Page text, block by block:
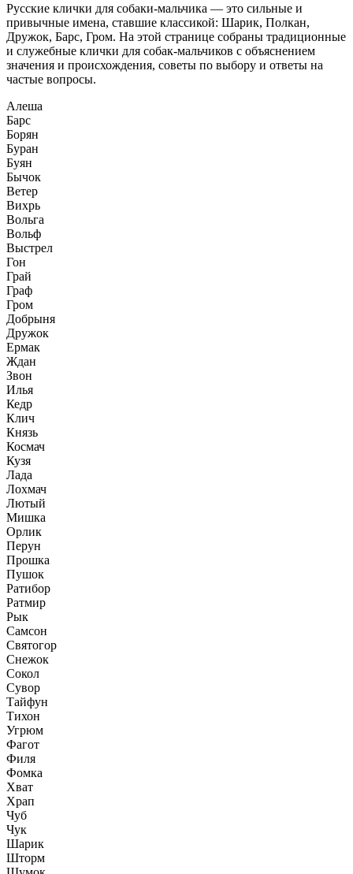
Русские клички для собаки-мальчика — это сильные и
привычные имена, ставшие классикой: Шарик, Полкан,
Дружок, Барс, Гром. На этой странице собраны традиционные
и служебные клички для собак-мальчиков с объяснением
значения и происхождения, советы по выбору и ответы на
частые вопросы.
Алеша
Барс
Борян
Буран
Буян
Бычок
Ветер
Вихрь
Вольга
Вольф
Выстрел
Гон
Грай
Граф
Гром
Добрыня
Дружок
Ермак
Ждан
Звон
Илья
Кедр
Клич
Князь
Космач
Кузя
Лада
Лохмач
Лютый
Мишка
Орлик
Перун
Прошка
Пушок
Ратибор
Ратмир
Рык
Самсон
Святогор
Снежок
Сокол
Сувор
Тайфун
Тихон
Угрюм
Фагот
Филя
Фомка
Хват
Храп
Чуб
Чук
Шарик
Шторм